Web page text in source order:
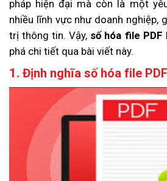
pháp hiện đại mà còn là một
nhiều lĩnh vực như doanh nghiệp,
trị thông tin. Vậy, số hóa file PDF
phá chi tiết qua bài viết này.
1. Định nghĩa số hóa file PDF